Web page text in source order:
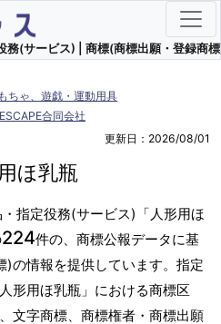
務(サービス) | 商標(商標出願・登録商
ちゃ、遊戯・運動用具
ESCAPE合同会社
更新日：2026/08/01
ほ乳瓶
指定役務(サービス)「人形用ほ
224件の、商標公報データに基
の情報を提供しています。指定
形用ほ乳瓶」における商標区
文字商標、商標権者・商標出願